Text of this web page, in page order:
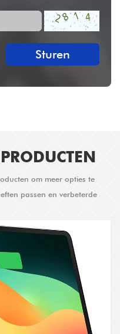
Sturen
om meer opties te
passen en verbeterde